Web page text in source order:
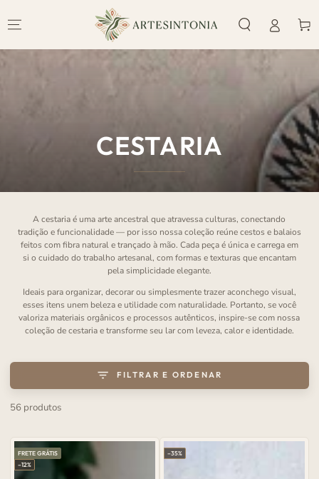
CONTEÚDO
COLEÇÃO:
CESTARIA
A cestaria é uma arte ancestral que atravessa culturas, conectando
tradição e funcionalidade — por isso nossa coleção reúne cestos e balaios
feitos com fibra natural e trançado à mão. Cada peça é única e carrega em
si o cuidado do trabalho artesanal, com formas e texturas que encantam
pela simplicidade elegante.
Ideais para organizar, decorar ou simplesmente trazer aconchego visual,
esses itens unem beleza e utilidade com naturalidade. Portanto, se você
valoriza materiais orgânicos e processos autênticos, inspire-se com nossa
coleção de cestaria e transforme seu lar com leveza, calor e identidade.
FILTRAR E ORDENAR
56 produtos
FRETE GRÁTIS
–12%
–35%